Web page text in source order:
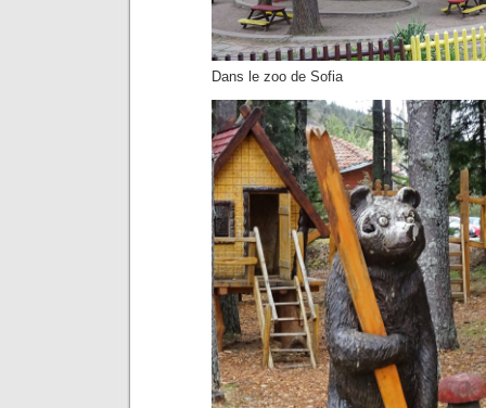
Dans le zoo de Sofia